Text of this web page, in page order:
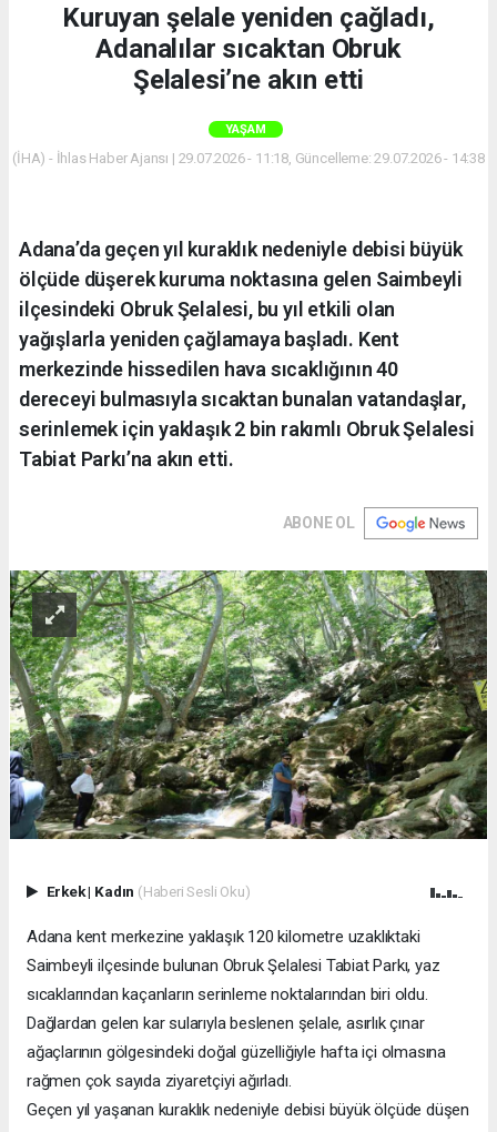
Kuruyan şelale yeniden çağladı,
Adanalılar sıcaktan Obruk
Şelalesi’ne akın etti
YAŞAM
(İHA) - İhlas Haber Ajansı | 29.07.2026 - 11:18, Güncelleme: 29.07.2026 - 14:38
Adana’da geçen yıl kuraklık nedeniyle debisi büyük
ölçüde düşerek kuruma noktasına gelen Saimbeyli
ilçesindeki Obruk Şelalesi, bu yıl etkili olan
yağışlarla yeniden çağlamaya başladı. Kent
merkezinde hissedilen hava sıcaklığının 40
dereceyi bulmasıyla sıcaktan bunalan vatandaşlar,
serinlemek için yaklaşık 2 bin rakımlı Obruk Şelalesi
Tabiat Parkı’na akın etti.
ABONE OL
Erkek| Kadın (Haberi Sesli Oku)
Adana kent merkezine yaklaşık 120 kilometre uzaklıktaki
Saimbeyli ilçesinde bulunan Obruk Şelalesi Tabiat Parkı, yaz
sıcaklarından kaçanların serinleme noktalarından biri oldu.
Dağlardan gelen kar sularıyla beslenen şelale, asırlık çınar
ağaçlarının gölgesindeki doğal güzelliğiyle hafta içi olmasına
rağmen çok sayıda ziyaretçiyi ağırladı.
Geçen yıl yaşanan kuraklık nedeniyle debisi büyük ölçüde düşen